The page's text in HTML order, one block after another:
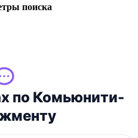
поиска
по Комьюнити-